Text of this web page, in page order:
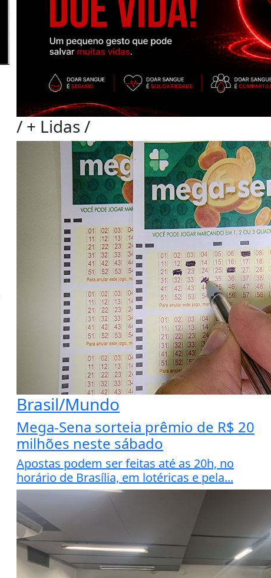
/ + Lidas/
Brasil/Mundo
Mega-Sena sorteia prêmio de R$ 20
milhões neste sábado
Apostas podem ser feitas até as 20h, no
horário de Brasília, em lotéricas e pela...